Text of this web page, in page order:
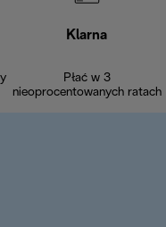
Klarna
Płać w 3
nieoprocentowanych ratach